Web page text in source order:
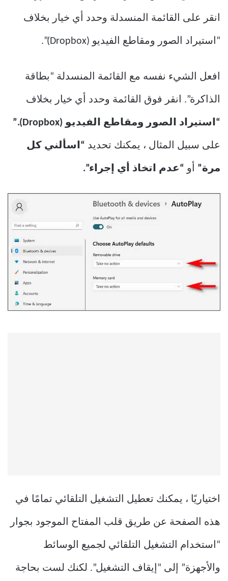
انقر على القائمة المنسدلة وحدد أي خيار بخلاف
“استيراد الصور ومقاطع الفيديو (Dropbox)”.
افعل الشيء نفسه مع القائمة المنسدلة “بطاقة
الذاكرة”. انقر فوق القائمة وحدد أي خيار بخلاف
“استيراد الصور ومقاطع الفيديو (Dropbox).”
على سبيل المثال ، يمكنك تحديد “اسألني كل
مرة” أو “عدم اتخاذ أي إجراء”.
اختياريًا ، يمكنك تعطيل التشغيل التلقائي تمامًا في
هذه الصفحة عن طريق قلب المفتاح الموجود بجوار
“استخدام التشغيل التلقائي لجميع الوسائط
والأجهزة” إلى “إيقاف التشغيل”. لكنك لست بحاجة